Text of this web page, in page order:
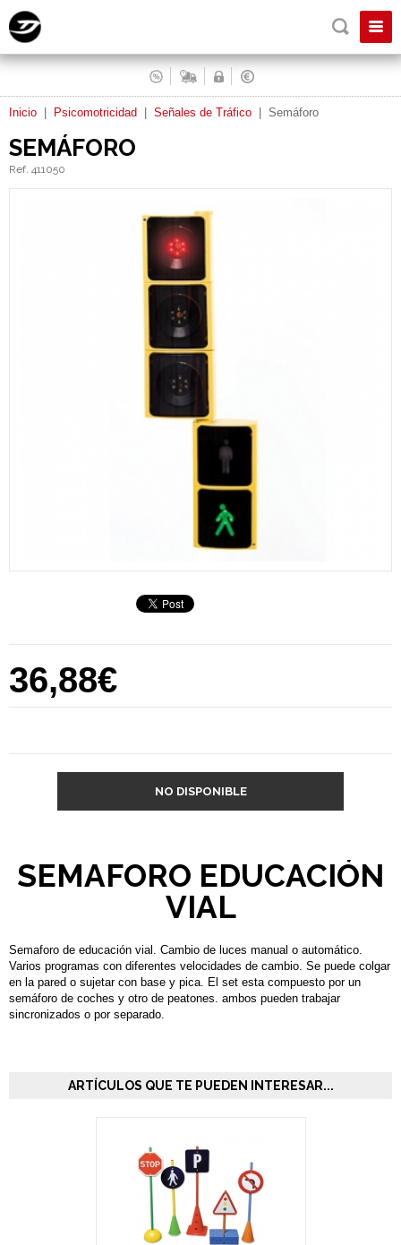
Inicio Psicomotricidad Señales de Tráfico Semáforo
SEMÁFORO
Ref. 411050
36,88€
NO DISPONIBLE
SEMAFORO EDUCACIÓN
VIAL
Semaforo de educación vial. Cambio de luces manual o automático.
Varios programas con diferentes velocidades de cambio. Se puede colgar
en la pared o sujetar con base y pica. El set esta compuesto por un
semáforo de coches y otro de peatones. ambos pueden trabajar
sincronizados o por separado.
ARTÍCULOS QUE TE PUEDEN INTERESAR...